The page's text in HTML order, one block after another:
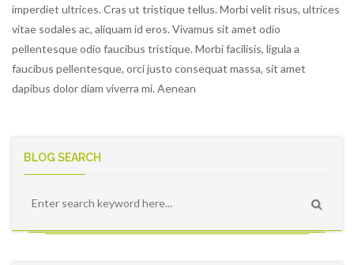
imperdiet ultrices. Cras ut tristique tellus. Morbi velit risus, ultrices
vitae sodales ac, aliquam id eros. Vivamus sit amet odio
pellentesque odio faucibus tristique. Morbi facilisis, ligula a
faucibus pellentesque, orci justo consequat massa, sit amet
dapibus dolor diam viverra mi. Aenean
BLOG SEARCH